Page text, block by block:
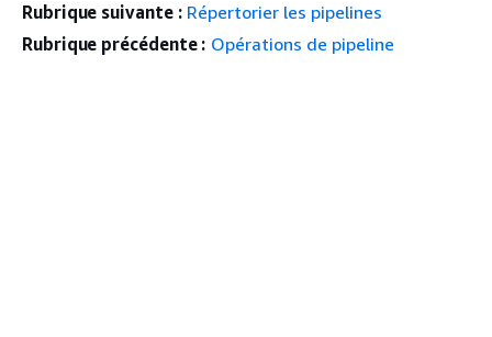
Rubrique suivante : Répertorier les pipelines
Rubrique précédente : Opérations de pipeline